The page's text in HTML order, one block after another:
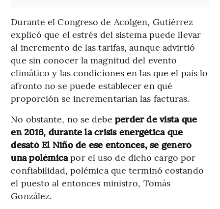
Durante el Congreso de Acolgen, Gutiérrez
explicó que el estrés del sistema puede llevar
al incremento de las tarifas, aunque advirtió
que sin conocer la magnitud del evento
climático y las condiciones en las que el país lo
afronto no se puede establecer en qué
proporción se incrementarían las facturas.
No obstante, no se debe perder de vista que
en 2016, durante la crisis energética que
desató El Niño de ese entonces, se generó
una polémicapor el uso de dicho cargo por
confiabilidad, polémica que terminó costando
el puesto al entonces ministro, Tomás
González.